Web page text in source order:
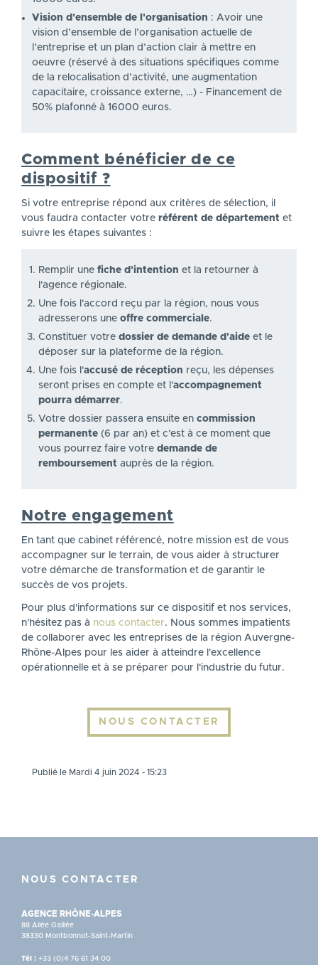
Vision d'ensemble de l'organisation : Avoir une
vision d’ensemble de l’organisation actuelle de
l’entreprise et un plan d’action clair à mettre en
oeuvre (réservé à des situations spécifiques comme
de la relocalisation d’activité, une augmentation
capacitaire, croissance externe, …) - Financement de
50% plafonné à 16000 euros.
Comment bénéficier de ce
dispositif ?
Si votre entreprise répond aux critères de sélection, il
vous faudra contacter votre référent de département et
suivre les étapes suivantes :
Remplir une fiche d'intention et la retourner à
l'agence régionale.
Une fois l'accord reçu par la région, nous vous
adresserons une offre commerciale.
Constituer votre dossier de demande d'aide et le
déposer sur la plateforme de la région.
Une fois l'accusé de réception reçu, les dépenses
seront prises en compte et l'accompagnement
pourra démarrer.
Votre dossier passera ensuite en commission
permanente (6 par an) et c'est à ce moment que
vous pourrez faire votre demande de
remboursement auprès de la région.
Notre engagement
En tant que cabinet référencé, notre mission est de vous
accompagner sur le terrain, de vous aider à structurer
votre démarche de transformation et de garantir le
succès de vos projets.
Pour plus d'informations sur ce dispositif et nos services,
n'hésitez pas à nous contacter. Nous sommes impatients
de collaborer avec les entreprises de la région Auvergne-
Rhône-Alpes pour les aider à atteindre l'excellence
opérationnelle et à se préparer pour l'industrie du futur.
NOUS CONTACTER
Publié le Mardi 4 juin 2024 - 15:23
NOUS CONTACTER
AGENCE RHÔNE-ALPES
88 Allée Galilée
38330 Montbonnot-Saint-Martin
Tél : +33 (0)4 76 61 34 00